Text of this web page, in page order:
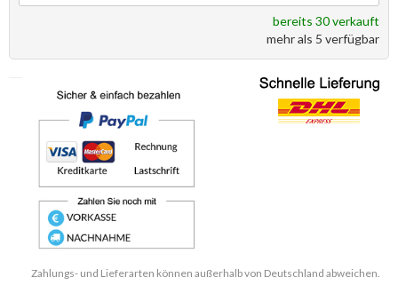
bereits 30 verkauft
mehr als 5 verfügbar
Zahlungs- und Lieferarten können außerhalb von Deutschland abweichen.